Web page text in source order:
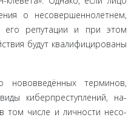
о несовершеннолет­нем,
его репутации и при этом
будут квалифицирова­ны
нововведённых терминов,
киберпреступлений, на­
том числе и личности несо­